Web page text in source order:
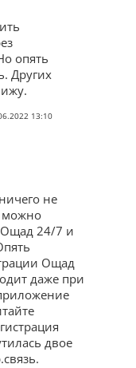
опять
Других
13:10
не
можно
Ощад 24/7 и
Ощад
даже при
двое